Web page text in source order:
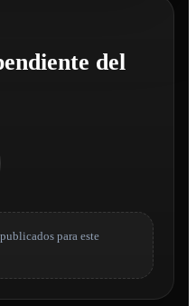
del
para este